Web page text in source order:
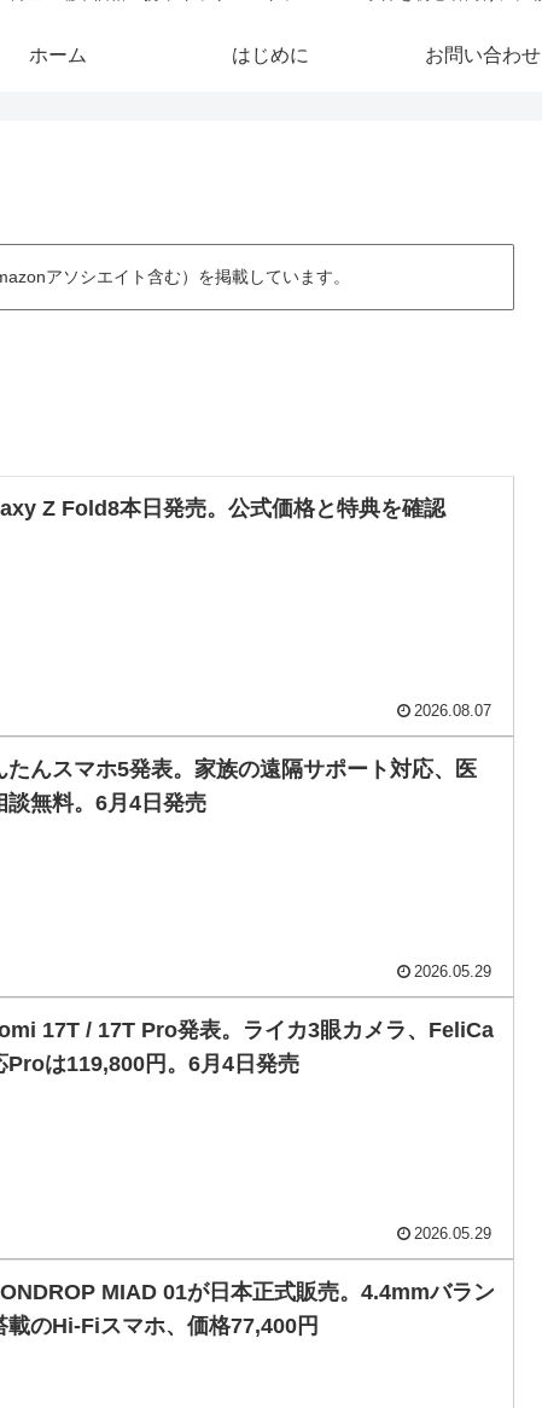
ホーム はじめに お問い合わせ
アソシエイト含む）を掲載しています。
Z Fold8本日発売。公式価格と特典を確認
2026.08.07
たんスマホ5発表。家族の遠隔サポート対応、医
談無料。6月4日発売
2026.05.29
17T / 17T Pro発表。ライカ3眼カメラ、FeliCa
Proは119,800円。6月4日発売
2026.05.29
MIAD 01が日本正式販売。4.4mmバラン
載のHi-Fiスマホ、価格77,400円